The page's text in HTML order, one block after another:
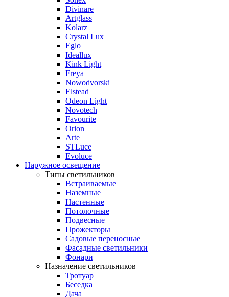
Divinare
Artglass
Kolarz
Crystal Lux
Eglo
Ideallux
Kink Light
Freya
Nowodvorski
Elstead
Odeon Light
Novotech
Favourite
Orion
Arte
STLuce
Evoluce
Наружное освещение
Типы светильников
Встраиваемые
Наземные
Настенные
Потолочные
Подвесные
Прожекторы
Садовые переносные
Фасадные светильники
Фонари
Назначение светильников
Тротуар
Беседка
Дача